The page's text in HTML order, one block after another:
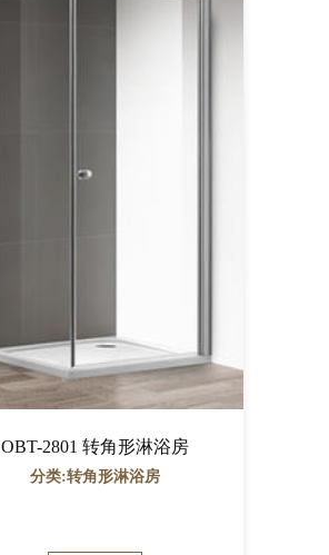
OBT-2801 转角形淋浴房
分类:转角形淋浴房